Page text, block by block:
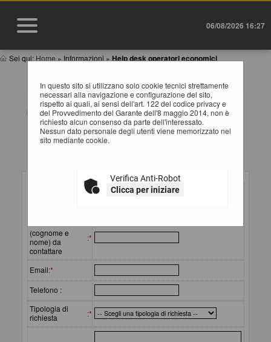
06/08/2026 16:27
Sei qui: Home » Informazioni » Help desk operatori economici
In questo sito si utilizzano solo cookie tecnici strettamente
necessari alla navigazione e configurazione del sito,
rispetto ai quali, ai sensi dell'art. 122 del codice privacy e
del Provvedimento del Garante dell'8 maggio 2014, non è
richiesto alcun consenso da parte dell'interessato.
Nessun dato personale degli utenti viene memorizzato nel
sito mediante cookie.
Verifica Anti-Robot
Clicca per iniziare
HELP DESK OPERATORE ECONOMICO
Compila il form indicando i tuoi riferimenti e il problema
riscontrato, eventualmente se necessario allegando
anche un file, e poi procedi all'invio della richiesta.
*
(cognome e
nome) da
contattare
:*
Email:*
Telefono :
Tipologia di
richiesta
:*